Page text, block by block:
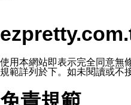
本公司/本服務將以通知型
本公司/本服務傳送之通知
2.該 LINE 帳號已在 LINE
3.LINE 帳號未封鎖傳送訊
欲變更通知型訊息的設定，
1.點選「主頁」＞「設定」
2.點選「隱私設定」
使用本網站即表示完全同意無
規範詳列於下。如未閱讀或不